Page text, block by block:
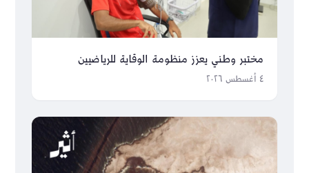
مختبر وطني يعزز منظومة الوقاية للرياضيين
٤ أغسطس ٢٠٢٦